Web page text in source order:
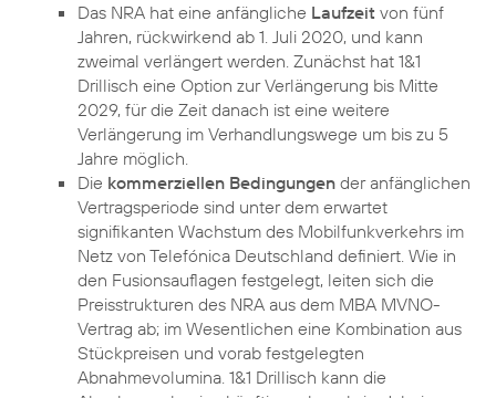
Das NRA hat eine anfängliche Laufzeit von fünf
Jahren, rückwirkend ab 1. Juli 2020, und kann
zweimal verlängert werden. Zunächst hat 1&1
Drillisch eine Option zur Verlängerung bis Mitte
2029, für die Zeit danach ist eine weitere
Verlängerung im Verhandlungswege um bis zu 5
Jahre möglich.
Die kommerziellen Bedingungen der anfänglichen
Vertragsperiode sind unter dem erwartet
signifikanten Wachstum des Mobilfunkverkehrs im
Netz von Telefónica Deutschland definiert. Wie in
den Fusionsauflagen festgelegt, leiten sich die
Preisstrukturen des NRA aus dem MBA MVNO-
Vertrag ab; im Wesentlichen eine Kombination aus
Stückpreisen und vorab festgelegten
Abnahmevolumina. 1&1 Drillisch kann die